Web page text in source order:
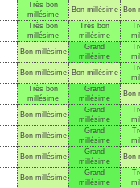
Très bon
millésime
Bon millésime Bon
Très bon
millésime
Très bon
millésime
Bon millésime
Grand
millésime
Bon millésime Bon millésime
Très bon
millésime
Grand
millésime
Bon
Bon millésime
Grand
millésime
Bon millésime
Grand
millésime
Bon millésime
Grand
millésime
Bon
Bon millésime
Grand
millésime